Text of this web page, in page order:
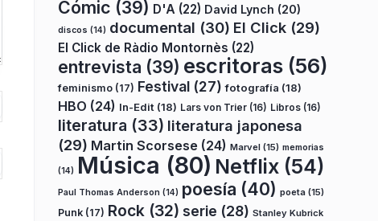
Cómic (39) D'A (22) David Lynch (20)
discos (14) documental (30) El Click (29)
El Click de Ràdio Montornès (22)
entrevista (39) escritoras (56)
feminismo (17) Festival (27) fotografía (18)
HBO (24) In-Edit (18) Lars von Trier (16) Libros (16)
literatura (33) literatura japonesa
(29) Martin Scorsese (24) Marvel (15) memorias
(14) Música (80) Netflix (54)
Paul Thomas Anderson (14) poesía (40) poeta (15)
Punk (17) Rock (32) serie (28) Stanley Kubrick